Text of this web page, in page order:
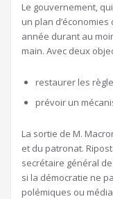
Le gouvernement,
un plan d’économies
année durant au
main. Avec deux
restaurer les
prévoir un
La sortie de M.
et du patronat.
secrétaire général de
si la démocratie ne
polémiques ou